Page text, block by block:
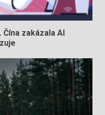
zakázala AI